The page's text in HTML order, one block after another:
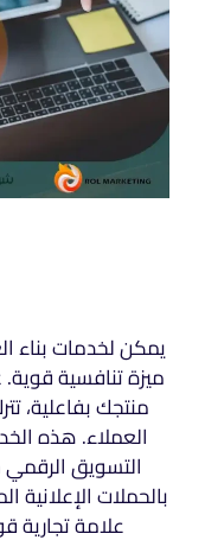
يمكن لخدمات بناء
ميزة تنافسية
منتجك بفاعلية،
العملاء. هذه
التسويق الرقمي
بالحملات
علامة تجارية